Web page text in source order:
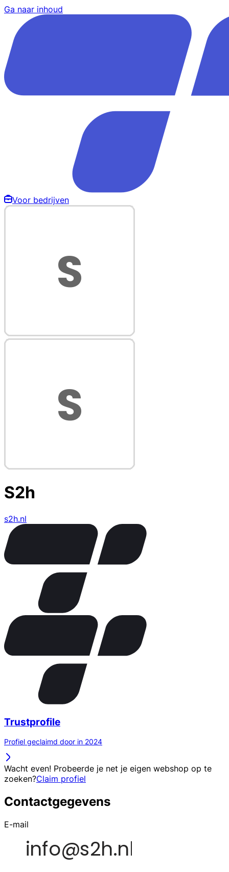
Ga naar inhoud
Voor bedrijven
S2h
s2h.nl
Trustprofile
Profiel geclaimd door in 2024
Wacht even! Probeerde je net je eigen webshop op te
zoeken?Claim profiel
Contactgegevens
E-mail